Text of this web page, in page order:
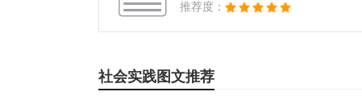
推荐度：
社会实践图文推荐